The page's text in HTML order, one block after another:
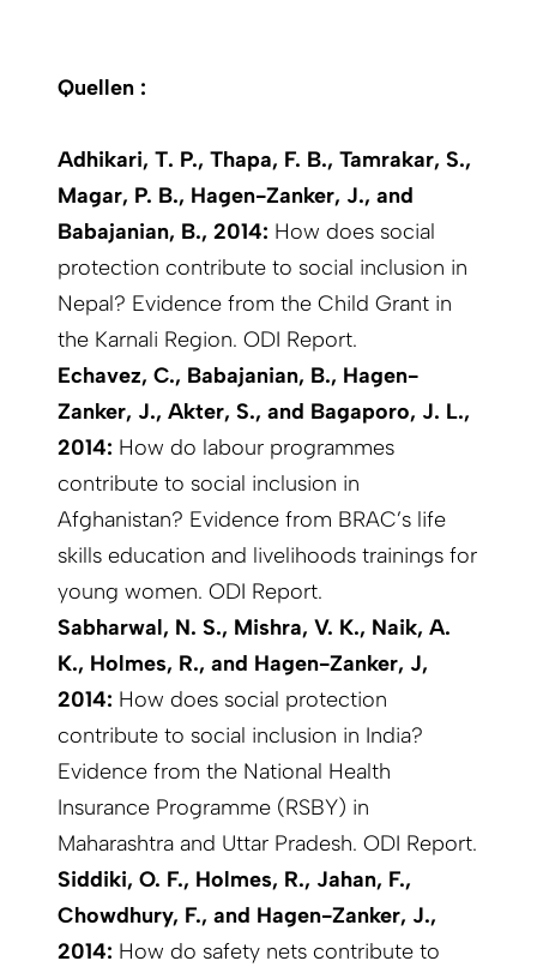
Quellen :
Adhikari, T. P., Thapa, F. B., Tamrakar, S.,
Magar, P. B., Hagen-Zanker, J., and
Babajanian, B., 2014: How does social
protection contribute to social inclusion in
Nepal? Evidence from the Child Grant in
the Karnali Region. ODI Report.
Echavez, C., Babajanian, B., Hagen-
Zanker, J., Akter, S., and Bagaporo, J. L.,
2014: How do labour programmes
contribute to social inclusion in
Afghanistan? Evidence from BRAC’s life
skills education and livelihoods trainings for
young women. ODI Report.
Sabharwal, N. S., Mishra, V. K., Naik, A.
K., Holmes, R., and Hagen-Zanker, J,
2014: How does social protection
contribute to social inclusion in India?
Evidence from the National Health
Insurance Programme (RSBY) in
Maharashtra and Uttar Pradesh. ODI Report.
Siddiki, O. F., Holmes, R., Jahan, F.,
Chowdhury, F., and Hagen-Zanker, J.,
2014: How do safety nets contribute to